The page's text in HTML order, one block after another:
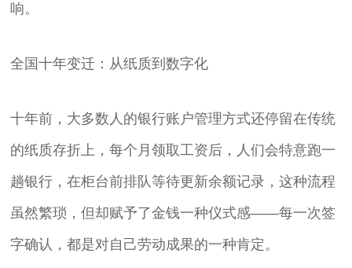
响。
全国十年变迁：从纸质到数字化
十年前，大多数人的银行账户管理方式还停留在传统
的纸质存折上，每个月领取工资后，人们会特意跑一
趟银行，在柜台前排队等待更新余额记录，这种流程
虽然繁琐，但却赋予了金钱一种仪式感——每一次签
字确认，都是对自己劳动成果的一种肯定。